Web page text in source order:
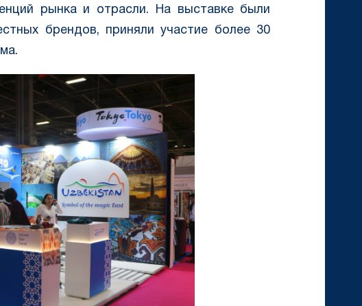
рынка и отрасли. На выставке были
брендов, приняли участие более 30